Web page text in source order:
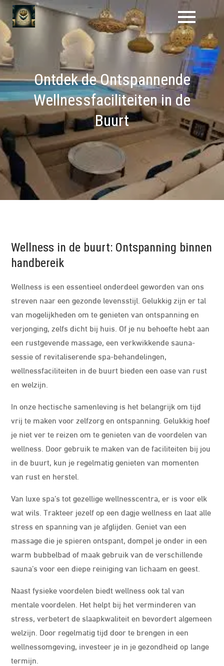
Naar
de
inhoud
gaan
Ontdek de Ontspannende
Wellnessfaciliteiten in de
Buurt
Wellness in de buurt: Ontspanning binnen
handbereik
Wellness is een essentieel onderdeel geworden van ons
streven naar een gezonde levensstijl. Gelukkig zijn er tal
van mogelijkheden om te genieten van ontspanning en
verjonging, zelfs dicht bij huis. Of je nu behoefte hebt aan
een rustgevende massage, een verkwikkende sauna-
sessie of revitaliserende spa-behandelingen,
wellnessfaciliteiten in de buurt bieden een oase van rust
en welzijn.
In onze hectische samenleving is het belangrijk om tijd
vrij te maken voor zelfzorg en ontspanning. Gelukkig hoef
je niet ver te reizen om te genieten van de voordelen van
wellness. Door gebruik te maken van de faciliteiten bij jou
in de buurt, kun je regelmatig genieten van momenten
van rust en herstel.
Van luxe spa’s tot gezellige wellnesscentra, er is voor elk
wat wils. Trakteer jezelf op een dagje wellness en laat alle
stress en spanning van je afglijden. Geniet van een
massage die je spieren ontspant, dompel je onder in een
warm bubbelbad of maak gebruik van de verschillende
sauna’s voor een diepe reiniging van lichaam en geest.
Naast fysieke voordelen biedt wellness ook tal van
mentale voordelen. Het helpt bij het verminderen van
stress, verbetert de slaapkwaliteit en bevordert algemeen
welzijn. Door regelmatig tijd door te brengen in een
wellnessomgeving, investeer je in je gezondheid op lange
termijn.